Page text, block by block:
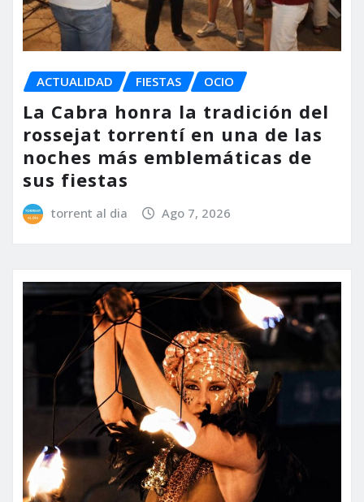
ACTUALIDAD FIESTAS OCIO
La Cabra honra la tradición del
rossejat torrentí en una de las
noches más emblemáticas de
sus fiestas
torrent al dia Ago 7, 2026